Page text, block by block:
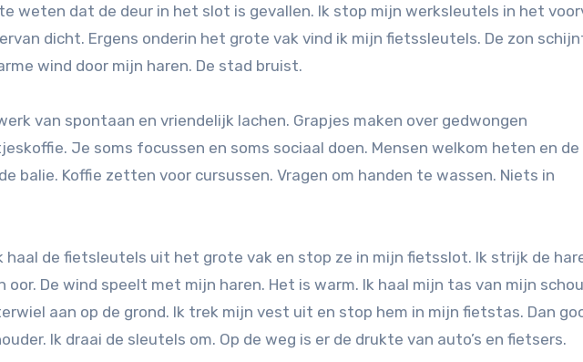
weten dat de deur in het slot is gevallen. Ik stop mijn werksleutels in het
dicht. Ergens onderin het grote vak vind ik mijn fietssleutels. De zon
wind door mijn haren. De stad bruist.
van spontaan en vriendelijk lachen. Grapjes maken over gedwongen
Je soms focussen en soms sociaal doen. Mensen welkom heten en de
balie. Koffie zetten voor cursussen. Vragen om handen te wassen. Niets in
haal de fietsleutels uit het grote vak en stop ze in mijn fietsslot. Ik strijk de
De wind speelt met mijn haren. Het is warm. Ik haal mijn tas van mijn
aan op de grond. Ik trek mijn vest uit en stop hem in mijn fietstas. Dan
Ik draai de sleutels om. Op de weg is er de drukte van auto’s en fietsers.